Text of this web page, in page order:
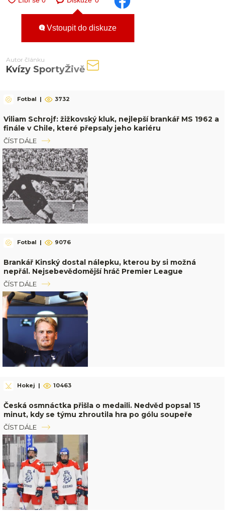
Vstoupit do diskuze
Autor článku
Kvízy SportyŽivě
Fotbal | 3732
Viliam Schrojf: žižkovský kluk, nejlepší brankář MS 1962 a
finále v Chile, které přepsaly jeho kariéru
ČÍST DÁLE
Fotbal | 9076
Brankář Kinský dostal nálepku, kterou by si možná
nepřál. Nejsebevědomější hráč Premier League
ČÍST DÁLE
Hokej | 10463
Česká osmnáctka přišla o medaili. Nedvěd popsal 15
minut, kdy se týmu zhroutila hra po gólu soupeře
ČÍST DÁLE